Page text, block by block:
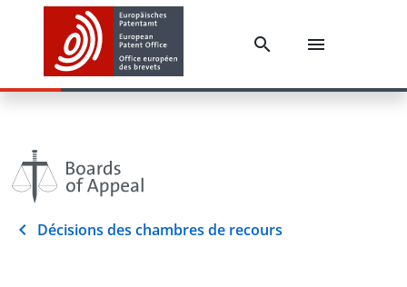
Décisions des chambres de recours